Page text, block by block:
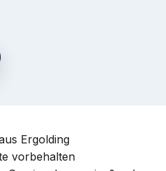
Ergolding
vorbehalten